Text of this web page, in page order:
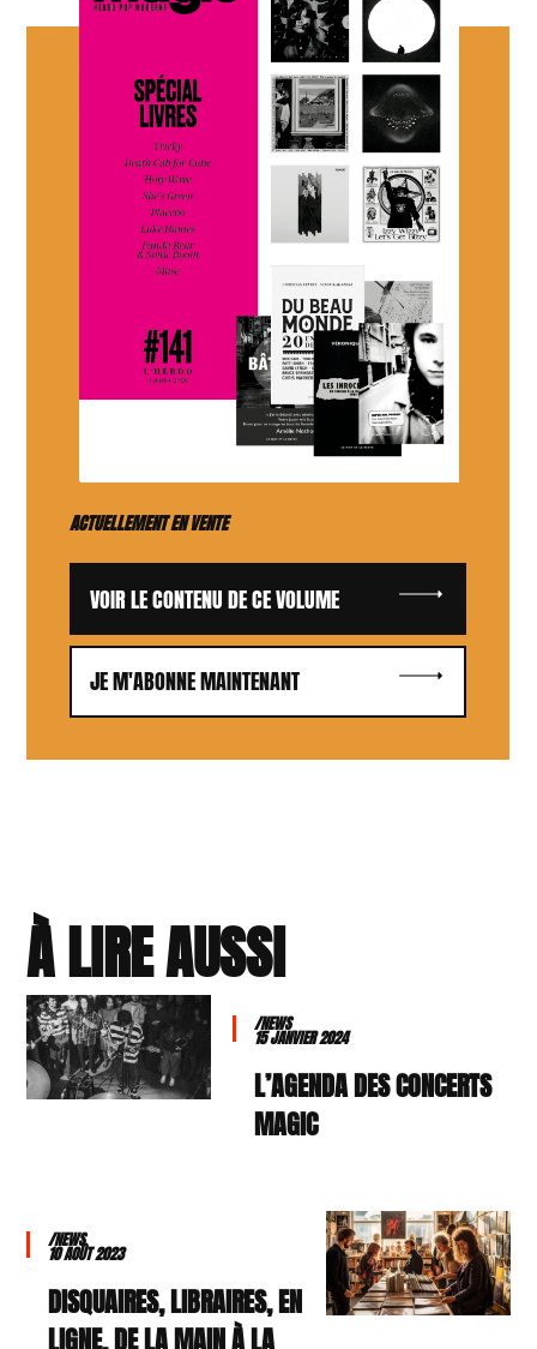
ACTUELLEMENT EN VENTE
VOIR LE CONTENU DE CE VOLUME
JE M'ABONNE MAINTENANT
À LIRE AUSSI
/NEWS
15 JANVIER 2024
L’AGENDA DES CONCERTS
MAGIC
/NEWS
10 AOÛT 2023
DISQUAIRES, LIBRAIRES, EN
LIGNE, DE LA MAIN À LA